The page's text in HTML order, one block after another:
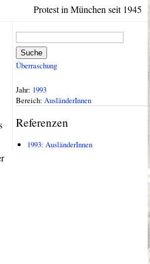
Protest in München seit 1945
Suche
Überraschung
Jahr: 1993
Bereich: AusländerInnen
Referenzen
1993: AusländerInnen